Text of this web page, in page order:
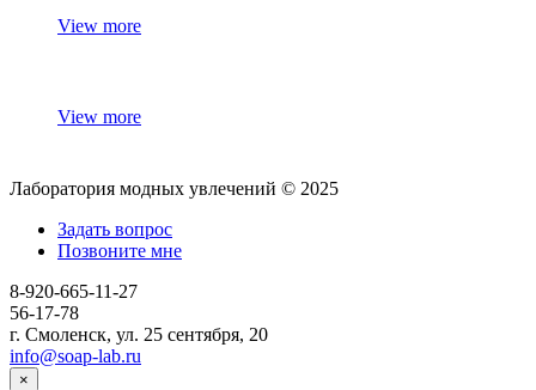
View more
View more
Лаборатория модных увлечений © 2025
Задать вопрос
Позвоните мне
8-920-665-11-27
56-17-78
г. Смоленск, ул. 25 сентября, 20
info@soap-lab.ru
×